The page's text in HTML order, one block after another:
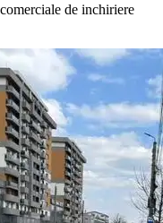
de inchiriere